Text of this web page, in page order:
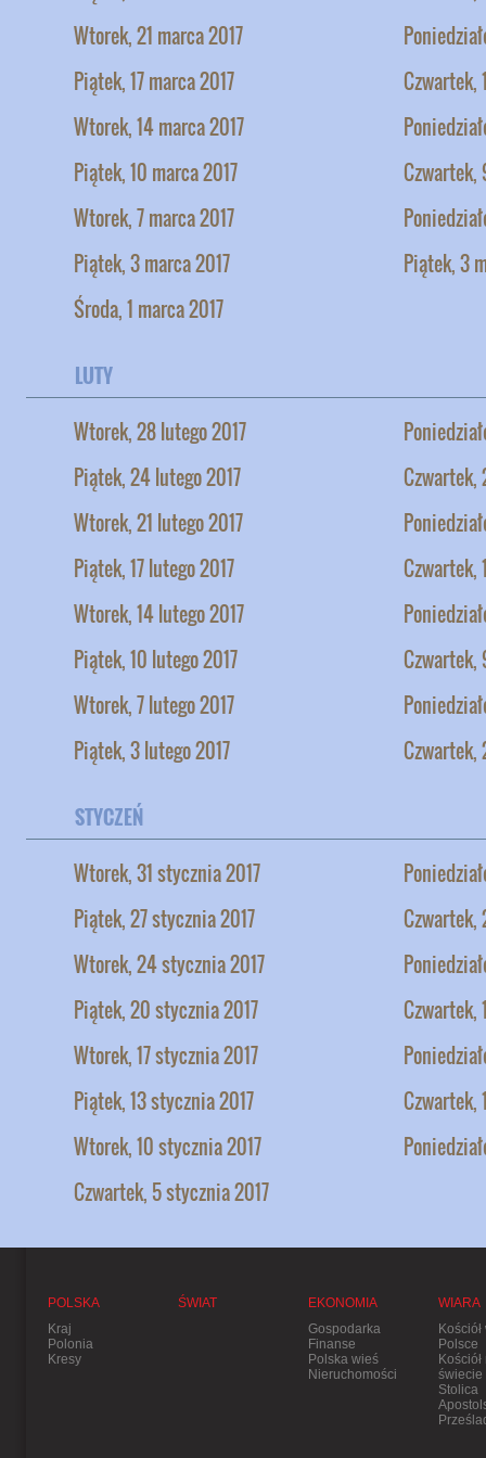
Wtorek, 21 marca 2017
Piątek, 17 marca 2017
Czwartek,
Wtorek, 14 marca 2017
Piątek, 10 marca 2017
Czwartek,
Wtorek, 7 marca 2017
Piątek, 3 marca 2017
Piątek, 3
Środa, 1 marca 2017
LUTY
Wtorek, 28 lutego 2017
Piątek, 24 lutego 2017
Czwartek,
Wtorek, 21 lutego 2017
Piątek, 17 lutego 2017
Czwartek,
Wtorek, 14 lutego 2017
Piątek, 10 lutego 2017
Czwartek,
Wtorek, 7 lutego 2017
Piątek, 3 lutego 2017
Czwartek,
STYCZEŃ
Wtorek, 31 stycznia 2017
Piątek, 27 stycznia 2017
Czwartek,
Wtorek, 24 stycznia 2017
Piątek, 20 stycznia 2017
Czwartek,
Wtorek, 17 stycznia 2017
Piątek, 13 stycznia 2017
Czwartek,
Wtorek, 10 stycznia 2017
Czwartek, 5 stycznia 2017
POLSKA
Kraj
Polonia
Kresy
ŚWIAT
EKONOMIA
Gospodarka
Finanse
Polska wieś
Nieruchomości
WIARA
Kościół
Polsce
Kościół
świecie
Stolica